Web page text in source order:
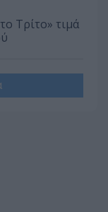
Τρίτο» τιμά